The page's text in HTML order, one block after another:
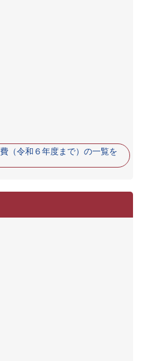
（令和６年度まで）の一覧を